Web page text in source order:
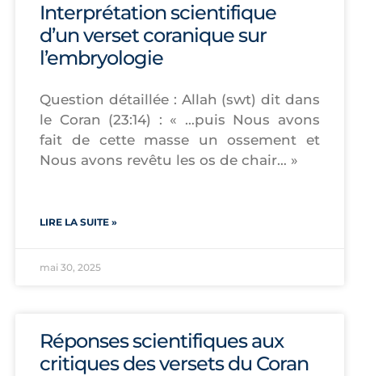
Interprétation scientifique
d’un verset coranique sur
l’embryologie
Question détaillée : Allah (swt) dit dans
le Coran (23:14) : « …puis Nous avons
fait de cette masse un ossement et
Nous avons revêtu les os de chair… »
LIRE LA SUITE »
mai 30, 2025
Réponses scientifiques aux
critiques des versets du Coran